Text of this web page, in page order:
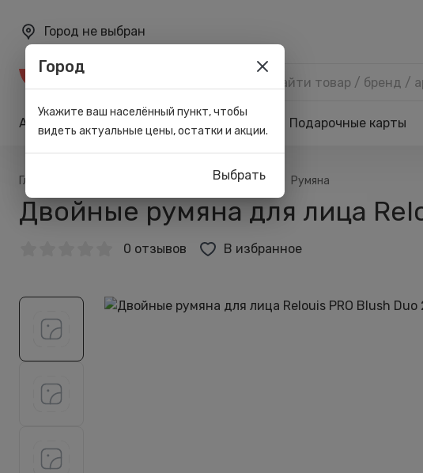
Город не выбран
Акции Карта лояльности Подарочные карты
Главная Для лица Румяна
Двойные румяна для лица
0 отзывов В избранное
Город
Укажите ваш населённый пункт, чтобы
видеть актуальные цены, остатки и акции.
Выбрать